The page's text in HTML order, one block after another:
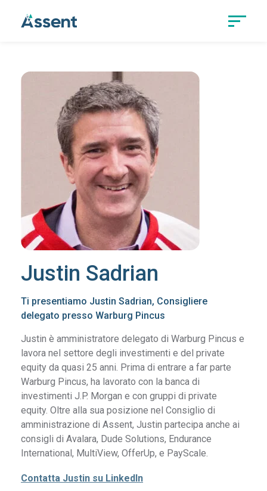
Justin Sadrian
Ti presentiamo Justin Sadrian, Consigliere
delegato presso Warburg Pincus
Justin è amministratore delegato di Warburg Pincus e
lavora nel settore degli investimenti e del private
equity da quasi 25 anni. Prima di entrare a far parte
Warburg Pincus, ha lavorato con la banca di
investimenti J.P. Morgan e con gruppi di private
equity. Oltre alla sua posizione nel Consiglio di
amministrazione di Assent, Justin partecipa anche ai
consigli di Avalara, Dude Solutions, Endurance
International, MultiView, OfferUp, e PayScale.
Contatta Justin su LinkedIn